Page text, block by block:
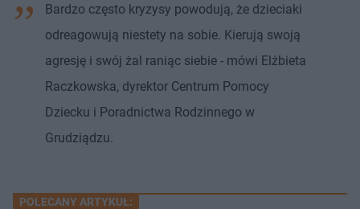
Bardzo często kryzysy powodują, że dzieciaki
odreagowują niestety na sobie. Kierują swoją
agresję i swój żal raniąc siebie - mówi Elżbieta
Raczkowska, dyrektor Centrum Pomocy
Dziecku i Poradnictwa Rodzinnego w
Grudziądzu.
POLECANY ARTYKUŁ: